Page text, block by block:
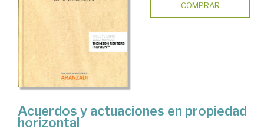
COMPRAR
Acuerdos y actuaciones en propiedad
horizontal